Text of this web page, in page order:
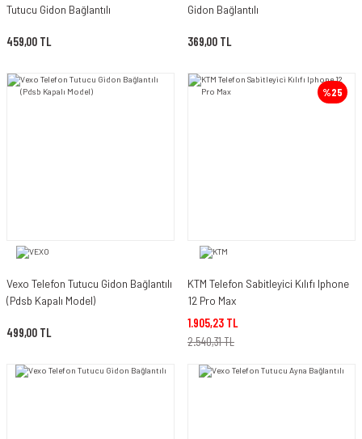
Tutucu Gidon Bağlantılı
459,00 TL
Gidon Bağlantılı
369,00 TL
Vexo Telefon Tutucu Gidon Bağlantılı
(Pdsb Kapalı Model)
499,00 TL
%25
KTM Telefon Sabitleyici Kılıfı Iphone
12 Pro Max
1.905,23 TL
2.540,31 TL